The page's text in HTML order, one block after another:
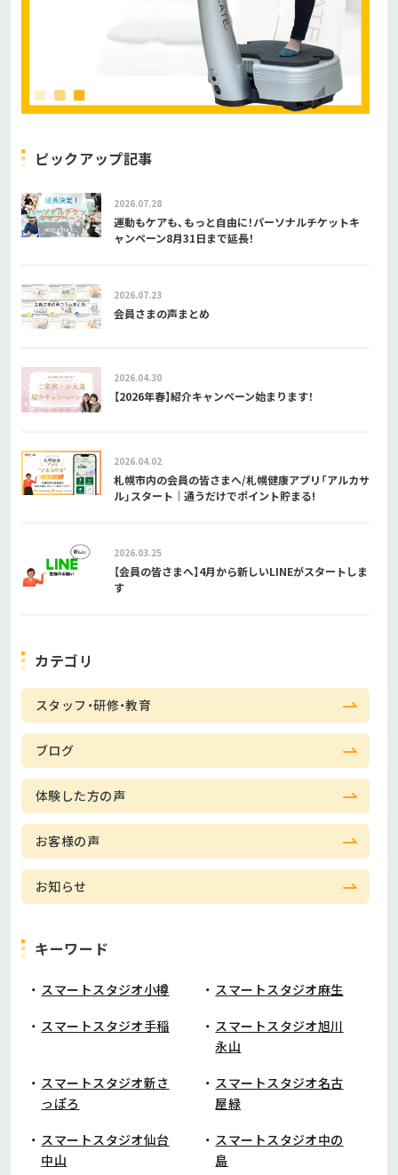
ピックアップ記事
2026.07.28
運動もケアも、もっと自由に！パーソナルチケットキ
ャンペーン8月31日まで延長！
2026.07.23
会員さまの声まとめ
2026.04.30
【2026年春】紹介キャンペーン始まります！
2026.04.02
札幌市内の会員の皆さまへ/札幌健康アプリ「アルカサ
ル」スタート｜通うだけでポイント貯まる!
2026.03.25
【会員の皆さまへ】4月から新しいLINEがスタートしま
す
カテゴリ
スタッフ・研修・教育
ブログ
体験した方の声
お客様の声
お知らせ
キーワード
スマートスタジオ小樽 スマートスタジオ麻生
スマートスタジオ手稲
スマートスタジオ旭川
永山
スマートスタジオ新さ
っぽろ
スマートスタジオ名古
屋緑
スマートスタジオ仙台
中山
スマートスタジオ中の
島